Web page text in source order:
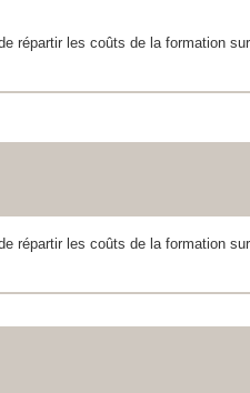
répartir les coûts de la formation
répartir les coûts de la formation